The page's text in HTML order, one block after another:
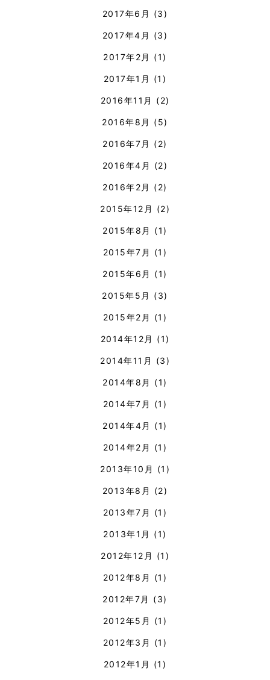
2017年6月 (3)
2017年4月 (3)
2017年2月 (1)
2017年1月 (1)
2016年11月 (2)
2016年8月 (5)
2016年7月 (2)
2016年4月 (2)
2016年2月 (2)
2015年12月 (2)
2015年8月 (1)
2015年7月 (1)
2015年6月 (1)
2015年5月 (3)
2015年2月 (1)
2014年12月 (1)
2014年11月 (3)
2014年8月 (1)
2014年7月 (1)
2014年4月 (1)
2014年2月 (1)
2013年10月 (1)
2013年8月 (2)
2013年7月 (1)
2013年1月 (1)
2012年12月 (1)
2012年8月 (1)
2012年7月 (3)
2012年5月 (1)
2012年3月 (1)
2012年1月 (1)